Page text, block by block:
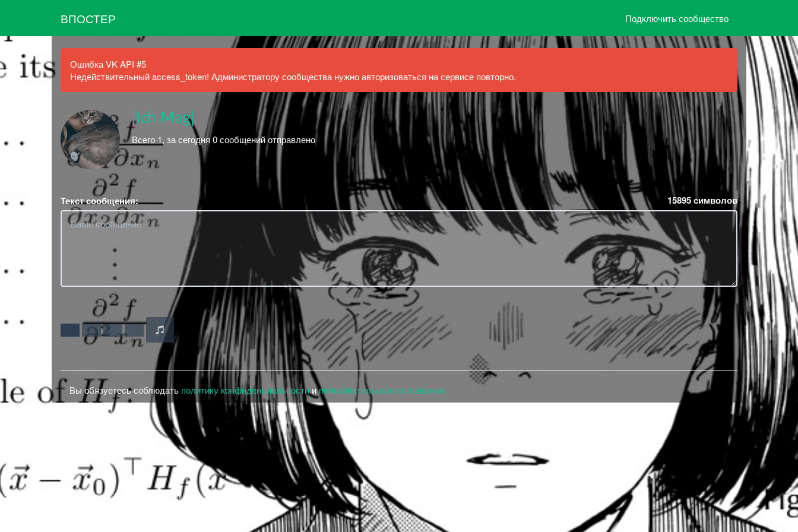
ВПОСТЕР Подключить сообщество
Ошибка VK API #5
Недействительный access_token! Администратору сообщества нужно авторизоваться на сервисе повторно.
|Ich Mag|
Всего 1, за сегодня 0 сообщений отправлено
Текст сообщения: 15895символов
Вы обязуетесь соблюдать политику конфиденциальностиипользовательское соглашение